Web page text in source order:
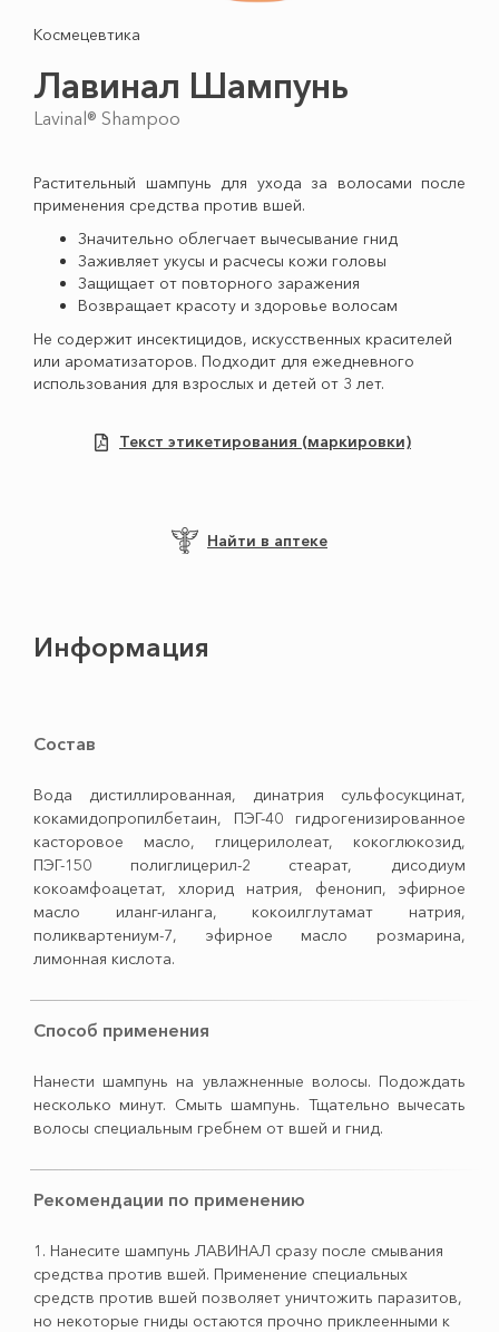
Космецевтика
Лавинал Шампунь
Lavinal® Shampoo
Растительный шампунь для ухода за волосами после
применения средства против вшей.
Значительно облегчает вычесывание гнид
Заживляет укусы и расчесы кожи головы
Защищает от повторного заражения
Возвращает красоту и здоровье волосам
Не содержит инсектицидов, искусственных красителей
или ароматизаторов. Подходит для ежедневного
использования для взрослых и детей от 3 лет.
Текст этикетирования (маркировки)
Найти в аптеке
Информация
Состав
Вода дистиллированная, динатрия сульфосукцинат,
кокамидопропилбетаин, ПЭГ-40 гидрогенизированное
касторовое масло, глицерилолеат, кокоглюкозид,
ПЭГ-150 полиглицерил-2 стеарат, дисодиум
кокоамфоацетат, хлорид натрия, фенонип, эфирное
масло иланг-иланга, кокоилглутамат натрия,
поликвартениум-7, эфирное масло розмарина,
лимонная кислота.
Способ применения
Нанести шампунь на увлажненные волосы. Подождать
несколько минут. Смыть шампунь. Тщательно вычесать
волосы специальным гребнем от вшей и гнид.
Рекомендации по применению
1. Нанесите шампунь ЛАВИНАЛ сразу после смывания
средства против вшей. Применение специальных
средств против вшей позволяет уничтожить паразитов,
но некоторые гниды остаются прочно приклеенными к